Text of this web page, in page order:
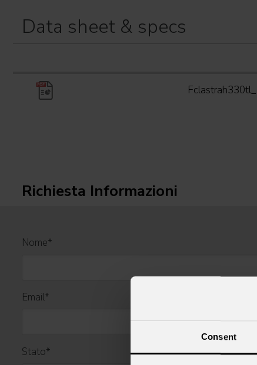
Consent
Data sheet & specs
Richiesta Informazioni
Nome*
Email*
Stato*